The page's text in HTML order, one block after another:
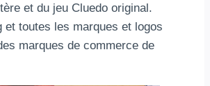
et du jeu Cluedo original.
et toutes les marques et logos
marques de commerce de